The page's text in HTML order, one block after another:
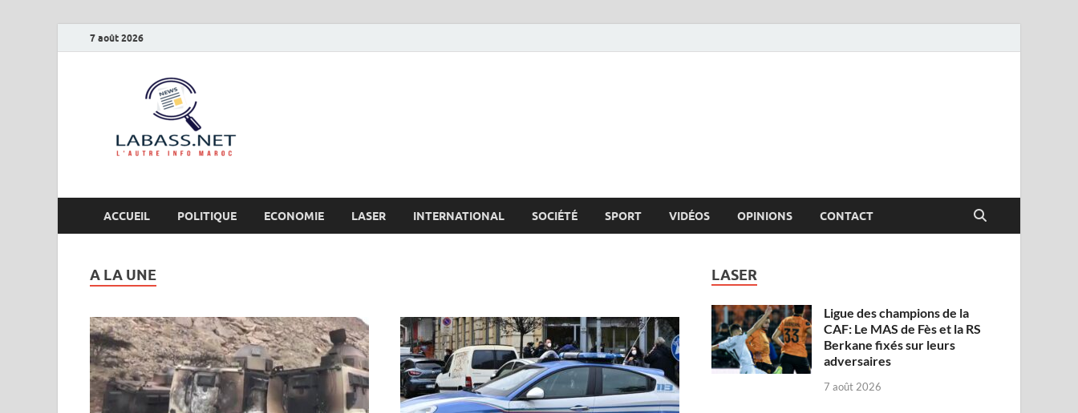
7 août 2026
ACCUEIL POLITIQUE ECONOMIE LASER INTERNATIONAL SOCIÉTÉ SPORT VIDÉOS OPINIONS CONTACT
A LA UNE LASER
Ligue des champions de la
CAF: Le MAS de Fès et la RS
Berkane fixés sur leurs
adversaires
7 août 2026